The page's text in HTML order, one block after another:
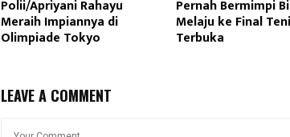
Polii/Apriyani Rahayu
Meraih Impiannya di
Olimpiade Tokyo
Pernah Bermimpi
Melaju ke Final
Terbuka
LEAVE A COMMENT